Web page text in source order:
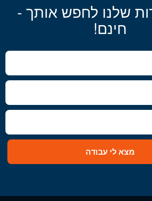
שלנו לחפש אותך -
חינם!
מצא לי עבודה